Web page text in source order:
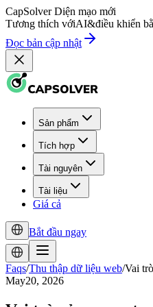
CapSolver Diện mạo mới
Tương thích vớiAI&điều khiển
Đọc bản cập nhật
Sản phẩm
Tích hợp
Tài nguyên
Tài liệu
Giá cả
Bắt đầu ngay
Faqs/Thu thập dữ liệu web/Vai
May20, 2026